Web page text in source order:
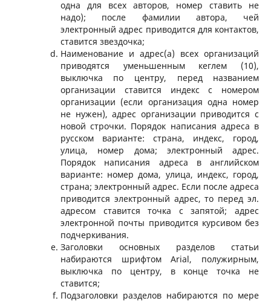
одна для всех авторов, номер ставить не
надо); после фамилии автора, чей
электронный адрес приводится для контактов,
ставится звездочка;
Наименование и адрес(а) всех организаций
приводятся уменьшенным кеглем (10),
выключка по центру, перед названием
организации ставится индекс с номером
организации (если организация одна номер
не нужен), адрес организации приводится с
новой строчки. Порядок написания адреса в
русском варианте: страна, индекс, город,
улица, номер дома; электронный адрес.
Порядок написания адреса в английском
варианте: номер дома, улица, индекс, город,
страна; электронный адрес. Если после адреса
приводится электронный адрес, то перед эл.
адресом ставится точка с запятой; адрес
электронной почты приводится курсивом без
подчеркивания.
Заголовки основных разделов статьи
набираются шрифтом Arial, полужирным,
выключка по центру, в конце точка не
ставится;
Подзаголовки разделов набираются по мере